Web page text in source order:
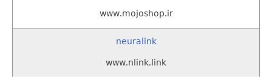
www.mojoshop.ir
neuralink
www.nlink.link